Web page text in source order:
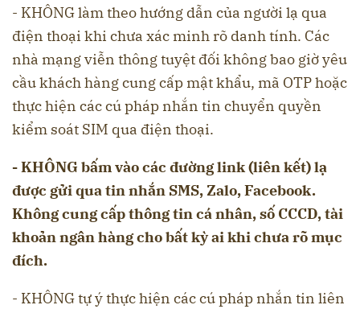
- KHÔNG làm theo hướng dẫn của người lạ qua
điện thoại khi chưa xác minh rõ danh tính. Các
nhà mạng viễn thông tuyệt đối không bao giờ yêu
cầu khách hàng cung cấp mật khẩu, mã OTP hoặc
thực hiện các cú pháp nhắn tin chuyển quyền
kiểm soát SIM qua điện thoại.
- KHÔNG bấm vào các đường link (liên kết) lạ
được gửi qua tin nhắn SMS, Zalo, Facebook.
Không cung cấp thông tin cá nhân, số CCCD, tài
khoản ngân hàng cho bất kỳ ai khi chưa rõ mục
đích.
- KHÔNG tự ý thực hiện các cú pháp nhắn tin liên